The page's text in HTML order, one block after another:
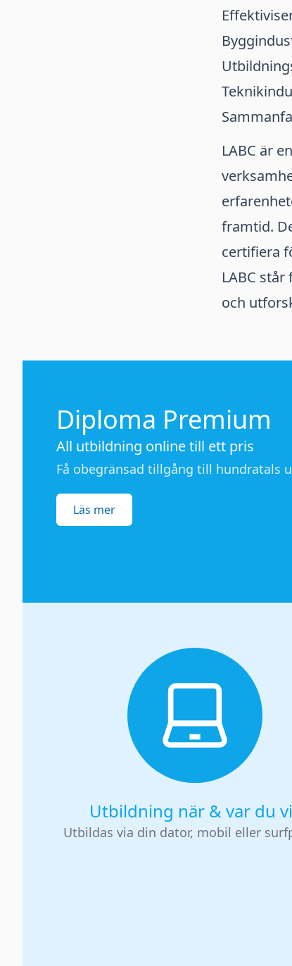
LABC är
framtid.
certifiera
LABC
och
Diploma Premium
All utbildning online till ett pris
Få obegränsad tillgång till hundratals
Läs mer
Utbildning när & var du
Utbildas via din dator, mobil eller